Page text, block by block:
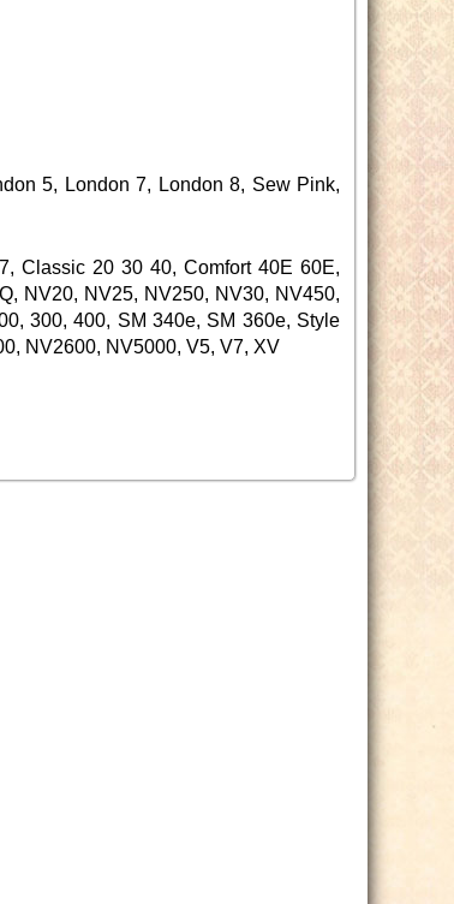
5, London 7, London 8, Sew Pink,
Classic 20 30 40, Comfort 40E 60E,
NV20, NV25, NV250, NV30, NV450,
300, 400, SM 340e, SM 360e, Style
NV2600, NV5000, V5, V7, XV